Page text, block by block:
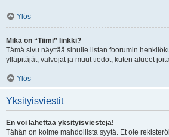
Ylös
Mikä on “Tiimi” linkki?
Tämä sivu näyttää sinulle listan foorumin
ylläpitäjät, valvojat ja muut tiedot, kuten alueet
Ylös
Yksityisviestit
En voi lähettää yksityisviestejä!
Tähän on kolme mahdollista syytä. Et ole